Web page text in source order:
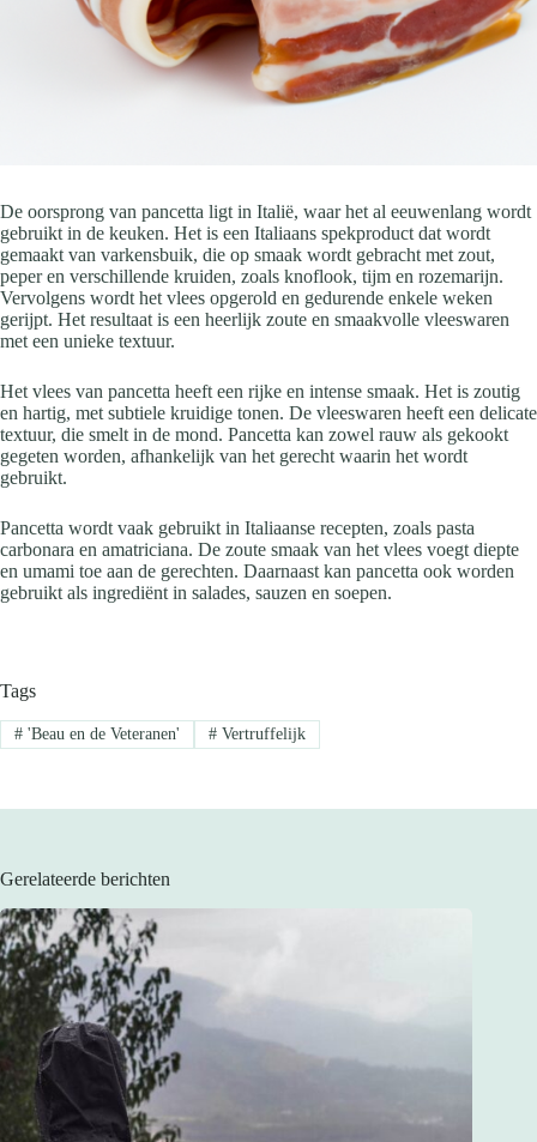
De oorsprong van pancetta ligt in Italië, waar het al eeuwenlang wordt
gebruikt in de keuken. Het is een Italiaans spekproduct dat wordt
gemaakt van varkensbuik, die op smaak wordt gebracht met zout,
peper en verschillende kruiden, zoals knoflook, tijm en rozemarijn.
Vervolgens wordt het vlees opgerold en gedurende enkele weken
gerijpt. Het resultaat is een heerlijk zoute en smaakvolle vleeswaren
met een unieke textuur.
Het vlees van pancetta heeft een rijke en intense smaak. Het is zoutig
en hartig, met subtiele kruidige tonen. De vleeswaren heeft een delicate
textuur, die smelt in de mond. Pancetta kan zowel rauw als gekookt
gegeten worden, afhankelijk van het gerecht waarin het wordt
gebruikt.
Pancetta wordt vaak gebruikt in Italiaanse recepten, zoals pasta
carbonara en amatriciana. De zoute smaak van het vlees voegt diepte
en umami toe aan de gerechten. Daarnaast kan pancetta ook worden
gebruikt als ingrediënt in salades, sauzen en soepen.
Tags
#'Beau en de Veteranen' #Vertruffelijk
Gerelateerde berichten